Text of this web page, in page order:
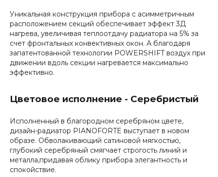
Уникальная конструкция прибора с асимметричным
расположением секций обеспечивает эффект 3Д
нагрева, увеличивая теплоотдачу радиатора на 5% за
счет фронтальных конвективных окон. А благодаря
запатентованной технологии POWERSHIFT воздух при
движении вдоль секции нагревается максимально
эффективно.
Цветовое исполнение - Серебристый
Исполненный в благородном серебряном цвете,
дизайн-радиатор PIANOFORTE выступает в новом
образе. Обволакивающий сатиновой мягкостью,
глубокий серебряный смягчает строгость линий и
металла,придавая облику прибора элегантность и
спокойствие.